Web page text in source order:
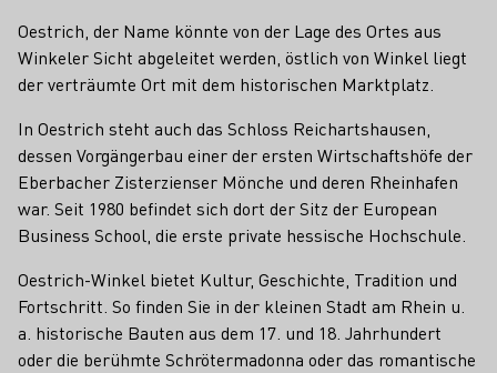
Oestrich, der Name könnte von der Lage des Ortes aus
Winkeler Sicht abgeleitet werden, östlich von Winkel liegt
der verträumte Ort mit dem historischen Marktplatz.
In Oestrich steht auch das Schloss Reichartshausen,
dessen Vorgängerbau einer der ersten Wirtschaftshöfe der
Eberbacher Zisterzienser Mönche und deren Rheinhafen
war. Seit 1980 befindet sich dort der Sitz der European
Business School, die erste private hessische Hochschule.
Oestrich-Winkel bietet Kultur, Geschichte, Tradition und
Fortschritt. So finden Sie in der kleinen Stadt am Rhein u.
a. historische Bauten aus dem 17. und 18. Jahrhundert
oder die berühmte Schrötermadonna oder das romantische